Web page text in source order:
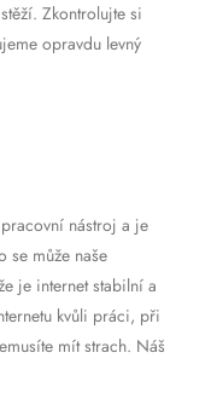
Zkontrolujte si
opravdu levný
nástroj a je
se může naše
je internet stabilní a
kvůli práci, při
mít strach. Náš